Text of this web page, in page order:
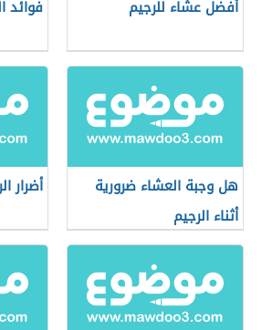
أفضل عشاء للرجيم فوائد
هل وجبة العشاء ضرورية
أثناء الرجيم
أضرار